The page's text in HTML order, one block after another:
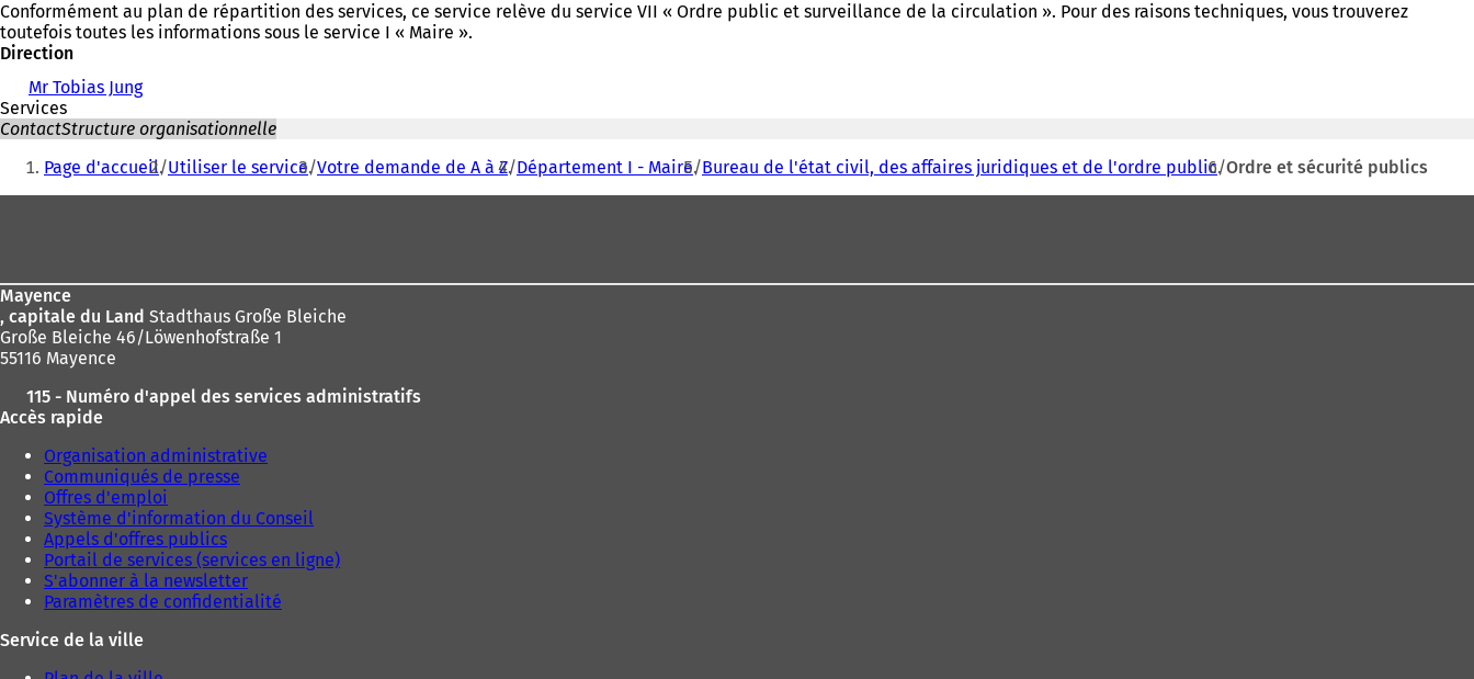
Conformément au plan de répartition des services, ce service relève du service VII « Ordre public et surveillance de la circulation ». Pour des raisons techniques, vous trouverez
toutefois toutes les informations sous le service I « Maire ».
Direction
Mr Tobias Jung
Services
ContactStructure organisationnelle
Vous
êtes
Page d'accueil Utiliser le service Votre demande de A à Z Département I - Maire Bureau de l'état civil, des affaires juridiques et de l'ordre public Ordre et sécurité publics
Mayence
, capitale du Land Stadthaus Große Bleiche
Große Bleiche 46/Löwenhofstraße 1
55116 Mayence
115 - Numéro d'appel des services administratifs
Accès rapide
Organisation administrative
Communiqués de presse
Offres d'emploi
Système d'information du Conseil
Appels d'offres publics
Portail de services (services en ligne)
S'abonner à la newsletter
Paramètres de confidentialité
Service de la ville